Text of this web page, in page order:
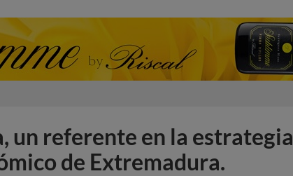
un referente en la estrategia
de Extremadura.